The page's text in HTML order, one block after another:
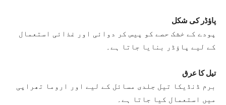
پاؤڈر کی شکل
پودے کے خشک حصے کو پیس کر دوائی اور غذائی استعمال
کے لیے پاؤڈر بنایا جاتا ہے۔
تیل کا عرق
برم ڈنڈیکا تیل جلدی مسائل کے لیے اور اروما تھراپی
میں استعمال کیا جاتا ہے۔